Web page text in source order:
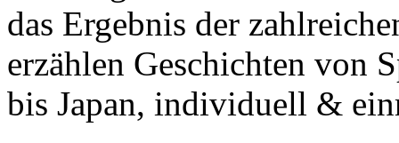
das Ergebnis der
erzählen Geschichten von
bis Japan, individuell &